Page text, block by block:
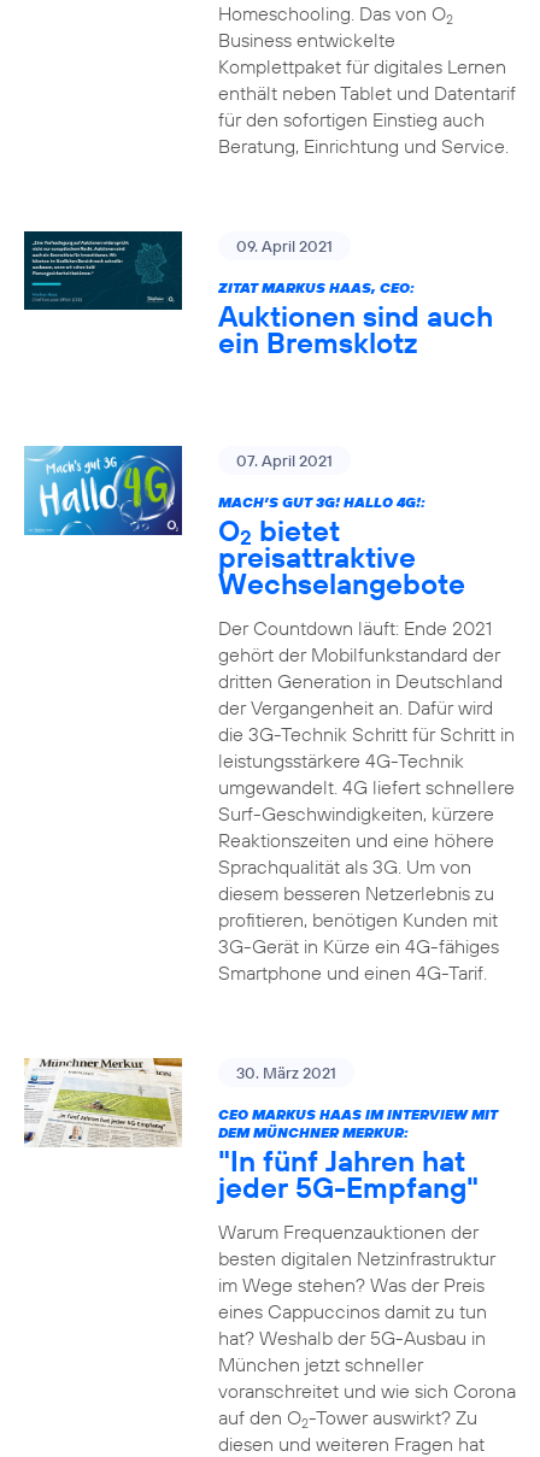
Homeschooling. Das von O2
Business entwickelte
Komplettpaket für digitales Lernen
enthält neben Tablet und Datentarif
für den sofortigen Einstieg auch
Beratung, Einrichtung und Service.
09. April 2021
ZITAT MARKUS HAAS, CEO:
Auktionen sind auch
ein Bremsklotz
07. April 2021
MACH’S GUT 3G! HALLO 4G!:
O2 bietet
preisattraktive
Wechselangebote
Der Countdown läuft: Ende 2021
gehört der Mobilfunkstandard der
dritten Generation in Deutschland
der Vergangenheit an. Dafür wird
die 3G-Technik Schritt für Schritt in
leistungsstärkere 4G-Technik
umgewandelt. 4G liefert schnellere
Surf-Geschwindigkeiten, kürzere
Reaktionszeiten und eine höhere
Sprachqualität als 3G. Um von
diesem besseren Netzerlebnis zu
profitieren, benötigen Kunden mit
3G-Gerät in Kürze ein 4G-fähiges
Smartphone und einen 4G-Tarif.
30. März 2021
CEO MARKUS HAAS IM INTERVIEW MIT
DEM MÜNCHNER MERKUR:
"In fünf Jahren hat
jeder 5G-Empfang"
Warum Frequenzauktionen der
besten digitalen Netzinfrastruktur
im Wege stehen? Was der Preis
eines Cappuccinos damit zu tun
hat? Weshalb der 5G-Ausbau in
München jetzt schneller
voranschreitet und wie sich Corona
auf den O2-Tower auswirkt? Zu
diesen und weiteren Fragen hat